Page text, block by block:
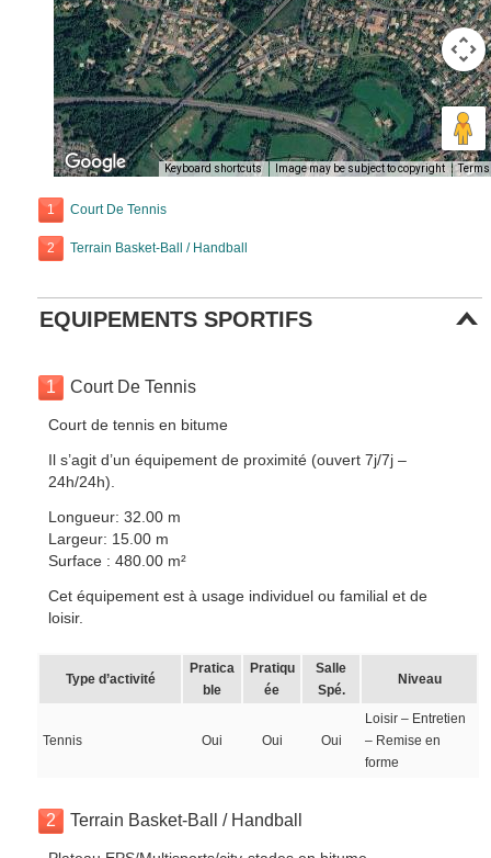
Keyboard shortcuts Image may be subject to copyright Terms
1 Court De Tennis
2 Terrain Basket-Ball / Handball
EQUIPEMENTS SPORTIFS
1 Court De Tennis
Court de tennis en bitume
Il s’agit d’un équipement de proximité (ouvert 7j/7j –
24h/24h).
Longueur: 32.00 m
Largeur: 15.00 m
Surface : 480.00 m²
Cet équipement est à usage individuel ou familial et de
loisir.
Type d’activité
Pratica
ble
Pratiqu
ée
Salle
Spé.
Niveau
Tennis Oui Oui Oui
Loisir – Entretien
– Remise en
forme
2 Terrain Basket-Ball / Handball